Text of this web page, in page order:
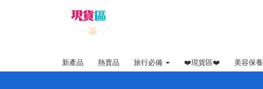
新產品 熱賣品 旅行必備 ❤️現貨區❤️ 美容保養